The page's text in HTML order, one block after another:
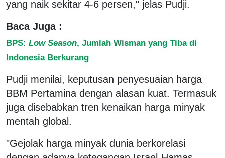
yang naik sekitar 4-6 persen," jelas Pudji.
Baca Juga :
BPS: Low Season, Jumlah Wisman yang Tiba di
Indonesia Berkurang
Pudji menilai, keputusan penyesuaian harga
BBM Pertamina dengan alasan kuat. Termasuk
juga disebabkan tren kenaikan harga minyak
mentah global.
"Gejolak harga minyak dunia berkorelasi